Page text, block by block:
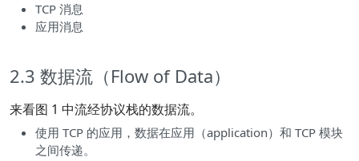
TCP 消息
应用消息
2.3 数据流（Flow of Data）
来看图 1 中流经协议栈的数据流。
使用 TCP 的应用，数据在应用（application）和 TCP 模块
之间传递。